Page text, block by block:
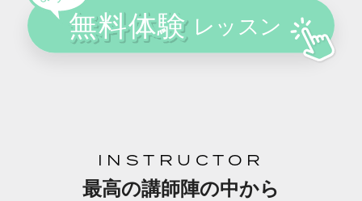
INSTRUCTOR
最高の講師陣の中から